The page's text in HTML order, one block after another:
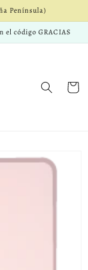
Península)
el código GRACIAS
Carrito